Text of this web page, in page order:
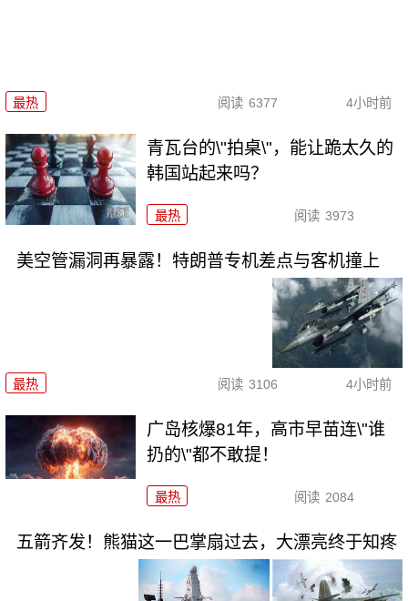
最热 阅读 6377 4小时前
青瓦台的\"拍桌\"，能让跪太久的
韩国站起来吗？
最热 阅读 3973
美空管漏洞再暴露！特朗普专机差点与客机撞上
最热 阅读 3106 4小时前
广岛核爆81年，高市早苗连\"谁
扔的\"都不敢提！
最热 阅读 2084
五箭齐发！熊猫这一巴掌扇过去，大漂亮终于知疼